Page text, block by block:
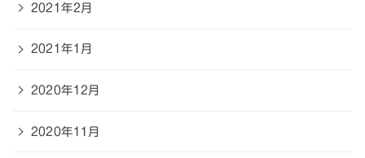
2021年2月
2021年1月
2020年12月
2020年11月